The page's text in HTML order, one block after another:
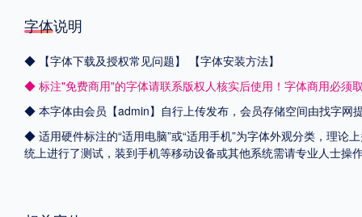
字体说明
◆ 【字体下载及授权常见问题】
【字体安装方法】
◆ 标注"免费商用"的字体请联系版权人核实后使用！字体商用必须
◆ 本字体由会员【admin】自行上传发布，会员存储空间由找字网
◆ 适用硬件标注的“适用电脑”或“适用手机”为字体外观分类，理论
统上进行了测试，装到手机等移动设备或其他系统需请专业人士